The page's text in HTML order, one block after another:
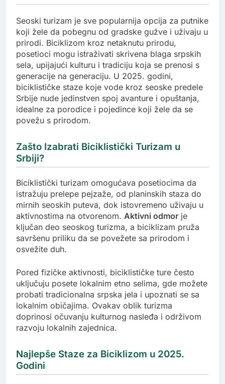
Seoski turizam je sve popularnija opcija za putnike
koji žele da pobegnu od gradske gužve i uživaju u
prirodi. Biciklizom kroz netaknutu prirodu,
posetioci mogu istraživati skrivena blaga srpskih
sela, upijajući kulturu i tradiciju koja se prenosi s
generacije na generaciju. U 2025. godini,
biciklističke staze koje vode kroz seoske predele
Srbije nude jedinstven spoj avanture i opuštanja,
idealne za porodice i pojedince koji žele da se
povežu s prirodom.
Zašto Izabrati Biciklistički Turizam u
Srbiji?
Biciklistički turizam omogućava posetiocima da
istražuju prelepe pejzaže, od planinskih staza do
mirnih seoskih puteva, dok istovremeno uživaju u
aktivnostima na otvorenom. Aktivni odmor je
ključan deo seoskog turizma, a biciklizam pruža
savršenu priliku da se povežete sa prirodom i
osvežite duh.
Pored fizičke aktivnosti, biciklističke ture često
uključuju posete lokalnim etno selima, gde možete
probati tradicionalna srpska jela i upoznati se sa
lokalnim običajima. Ovakav oblik turizma
doprinosi očuvanju kulturnog nasleđa i održivom
razvoju lokalnih zajednica.
Najlepše Staze za Biciklizom u 2025.
Godini